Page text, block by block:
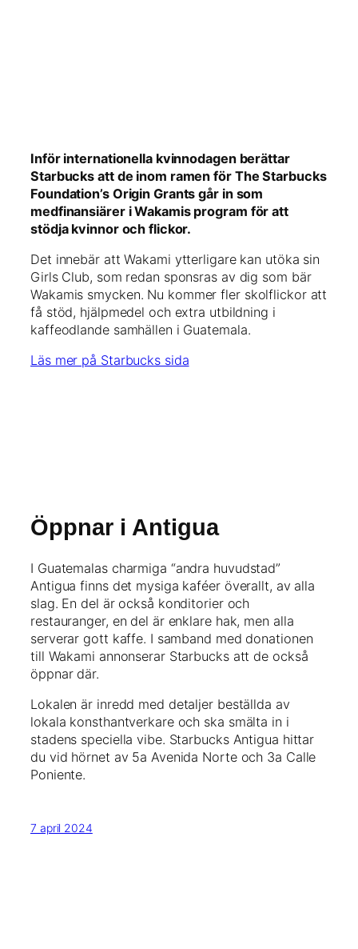
Inför internationella kvinnodagen berättar
Starbucks att de inom ramen för The Starbucks
Foundation’s Origin Grants går in som
medfinansiärer i Wakamis program för att
stödja kvinnor och flickor.
Det innebär att Wakami ytterligare kan utöka sin
Girls Club, som redan sponsras av dig som bär
Wakamis smycken. Nu kommer fler skolflickor att
få stöd, hjälpmedel och extra utbildning i
kaffeodlande samhällen i Guatemala.
Läs mer på Starbucks sida
Öppnar i Antigua
I Guatemalas charmiga “andra huvudstad”
Antigua finns det mysiga kaféer överallt, av alla
slag. En del är också konditorier och
restauranger, en del är enklare hak, men alla
serverar gott kaffe. I samband med donationen
till Wakami annonserar Starbucks att de också
öppnar där.
Lokalen är inredd med detaljer beställda av
lokala konsthantverkare och ska smälta in i
stadens speciella vibe. Starbucks Antigua hittar
du vid hörnet av 5a Avenida Norte och 3a Calle
Poniente.
7 april 2024